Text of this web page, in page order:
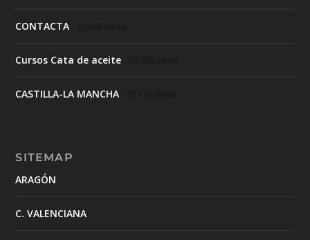
CONTACTA
Cursos Cata de aceite
CASTILLA-LA MANCHA
SITEMAP
ARAGÓN
C. VALENCIANA